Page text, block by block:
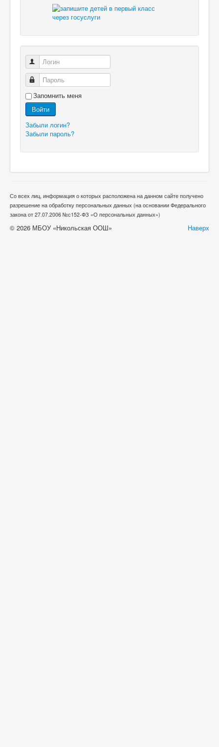
Логин
Пароль
Запомнить меня
Войти
Забыли логин?
Забыли пароль?
Со всех лиц, информация о которых расположена на данном сайте получено
разрешение на обработку персональных данных (на основании Федерального
закона от 27.07.2006 №с152-ФЗ «О персональных данных»)
Наверх
© 2026 МБОУ «Никольская ООШ»